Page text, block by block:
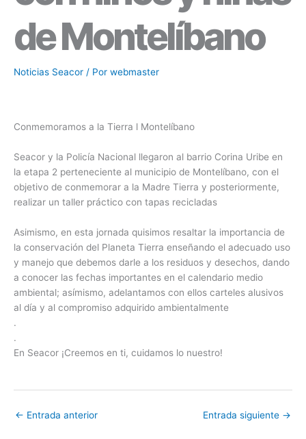
de Montelíbano
Noticias Seacor / Por webmaster
Conmemoramos a la Tierra l Montelíbano
Seacor y la Policía Nacional llegaron al barrio Corina Uribe en
la etapa 2 perteneciente al municipio de Montelíbano, con el
objetivo de conmemorar a la Madre Tierra y posteriormente,
realizar un taller práctico con tapas recicladas
Asimismo, en esta jornada quisimos resaltar la importancia de
la conservación del Planeta Tierra enseñando el adecuado uso
y manejo que debemos darle a los residuos y desechos, dando
a conocer las fechas importantes en el calendario medio
ambiental; asímismo, adelantamos con ellos carteles alusivos
al día y al compromiso adquirido ambientalmente
.
.
En Seacor ¡Creemos en ti, cuidamos lo nuestro!
← Entrada anterior Entrada siguiente →